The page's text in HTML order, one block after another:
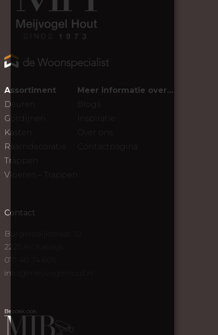
Assortiment
Deuren
Gordijnen
Kasten
Raamdecoratie
Trappen
Vloeren – Trappen
Meer informatie over…
Blogs
Inspiratie
Over ons
Contactpagina
Contact
Burgersdijkstraat 10
2225 AV Katwijk
071 40 74 605
info@meijvogelhout.nl
Bezoek ook